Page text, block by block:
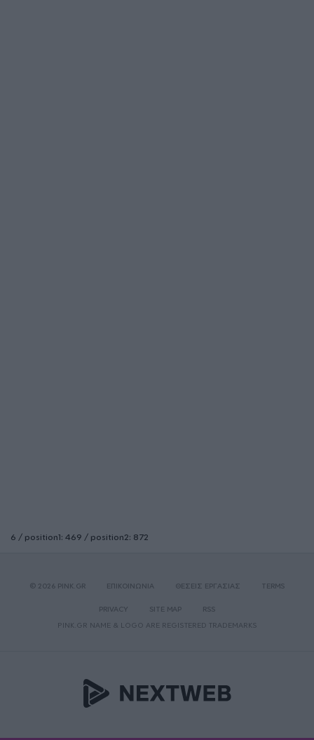
6 / position1: 469 / position2: 872
© 2026 PINK.GR ΕΠΙΚΟΙΝΩΝΙΑ ΘΕΣΕΙΣ ΕΡΓΑΣΙΑΣ TERMS
PRIVACY SITE MAP
RSS
PINK.GR NAME & LOGO ARE REGISTERED TRADEMARKS